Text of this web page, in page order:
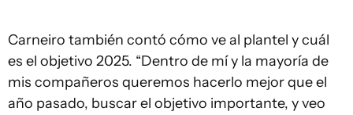
Carneiro también contó cómo ve al plantel y cuál
es el objetivo 2025. “Dentro de mí y la mayoría de
mis compañeros queremos hacerlo mejor que el
año pasado, buscar el objetivo importante, y veo